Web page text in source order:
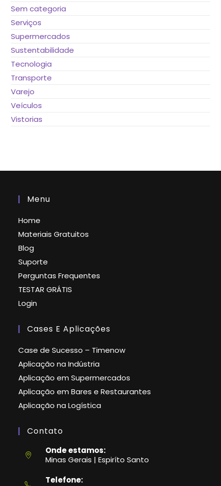
Sem categoria
Serviços
Supermercados
Sustentabilidade
Tecnologia
Transporte
Varejo
Veículos
Vistorias
Menu
Home
Materiais Gratuitos
Blog
Suporte
Perguntas Frequentes
TESTAR GRÁTIS
Login
Cases E Aplicações
Case de Sucesso – Timenow
Aplicação na Indústria
Aplicação em Supermercados
Aplicação em Bares e Restaurantes
Aplicação na Logística
Contato
Onde estamos:
Minas Gerais | Espiríto Santo
Telefone: